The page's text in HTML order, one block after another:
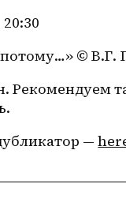
потому…» © В.Г.
Рекомендуем
—